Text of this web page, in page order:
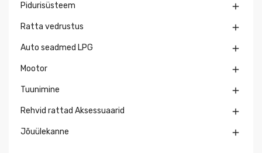
Pidurisüsteem 
Ratta vedrustus 
Auto seadmed LPG 
Mootor 
Tuunimine 
Rehvid rattad Aksessuaarid 
Jõuülekanne 